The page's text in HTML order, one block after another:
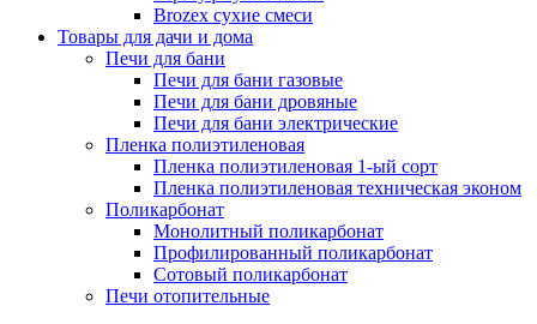
Brozex сухие смеси
Товары для дачи и дома
Печи для бани
Печи для бани газовые
Печи для бани дровяные
Печи для бани электрические
Пленка полиэтиленовая
Пленка полиэтиленовая 1-ый сорт
Пленка полиэтиленовая техническая эконом
Поликарбонат
Монолитный поликарбонат
Профилированный поликарбонат
Сотовый поликарбонат
Печи отопительные